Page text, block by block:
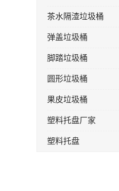
茶水隔渣垃圾桶
弹盖垃圾桶
脚踏垃圾桶
圆形垃圾桶
果皮垃圾桶
塑料托盘厂家
塑料托盘